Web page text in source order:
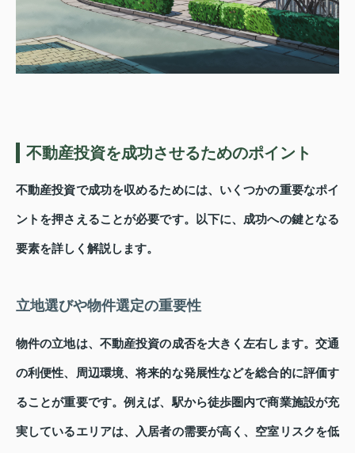
不動産投資を成功させるためのポイント
不動産投資で成功を収めるためには、いくつかの重要なポイ
ントを押さえることが必要です。以下に、成功への鍵となる
要素を詳しく解説します。
立地選びや物件選定の重要性
物件の立地は、不動産投資の成否を大きく左右します。交通
の利便性、周辺環境、将来的な発展性などを総合的に評価す
ることが重要です。例えば、駅から徒歩圏内で商業施設が充
実しているエリアは、入居者の需要が高く、空室リスクを低